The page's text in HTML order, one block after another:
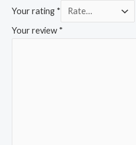
Your rating *
Your review *